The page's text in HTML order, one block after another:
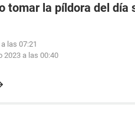
tomar la píldora del
las 07:21
2023 a las 00:40